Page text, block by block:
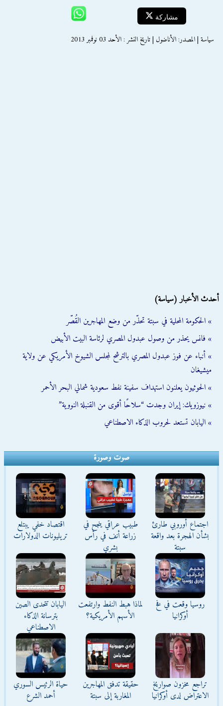
مشاركة
سياسة | المصدر: الأناضول | تاريخ النشر : الأحد 03 نوفمبر 2013
أحدث الأخبار (سياسة)
» الحكومة المحلية في سبتة تحذّر من وضع المهاجرين القُصّر
» فانس يحذر من وصول عبدول المصري لرئاسة البيت الأبيض
» أنباء عن فوز عبدول المصري بالترشح لمجلس الشيوخ الأمريكي عن ولاية
ميشيغان
» الحوثيون يعلنون استهداف سفينة نفط سعودية شمالي البحر الأحمر
» نيوزويك: إيران وجدت “سلاحًا أقوى من القنبلة النووية”
» اليابان تستعد لحروب الذكاء الاصطناعي
صوت وصورة
اجتماع أوروبي طارئ
بشأن الهجرة بعد واقعة
سبتة
طبيب عراقي ينجح في
زراعة أنف في رأس
بشري
اقتصاد خفي يبتلع
تريليونات الدولارات
روسيا وقعت في فخ
أوكرانيا
لماذا هبط النفط وارتفعت
الأسهم الأمريكية؟
اليابان تتحدى الصين
بترسانة الذكاء
الاصطناعي
تراجع مخزون صواريخ
الاعتراض لدى أوكرانيا
حقيقة تدفق المهاجرين
المغاربة إلى سبتة
حياة الرئيس السوري
أحمد الشرع